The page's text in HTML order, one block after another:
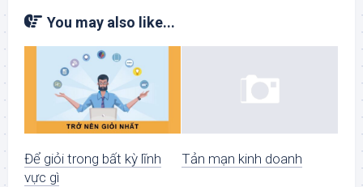
You may also like...
Để giỏi trong bất kỳ lĩnh
vực gì
Tản mạn kinh doanh